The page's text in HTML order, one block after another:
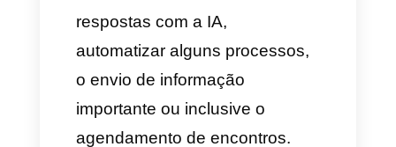
Uma experiência mais que
fluida: A personalização é algo
que tem muito valor na hora de
falar e se comunicar com